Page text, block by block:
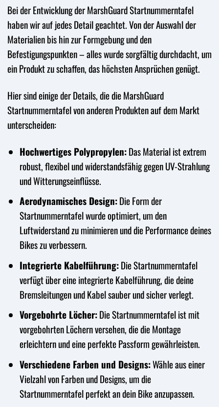
Bei der Entwicklung der MarshGuard Startnummerntafel
haben wir auf jedes Detail geachtet. Von der Auswahl der
Materialien bis hin zur Formgebung und den
Befestigungspunkten – alles wurde sorgfältig durchdacht, um
ein Produkt zu schaffen, das höchsten Ansprüchen genügt.
Hier sind einige der Details, die die MarshGuard
Startnummerntafel von anderen Produkten auf dem Markt
unterscheiden:
Hochwertiges Polypropylen:Das Material ist extrem
robust, flexibel und widerstandsfähig gegen UV-Strahlung
und Witterungseinflüsse.
Aerodynamisches Design:Die Form der
Startnummerntafel wurde optimiert, um den
Luftwiderstand zu minimieren und die Performance deines
Bikes zu verbessern.
Integrierte Kabelführung:Die Startnummerntafel
verfügt über eine integrierte Kabelführung, die deine
Bremsleitungen und Kabel sauber und sicher verlegt.
Vorgebohrte Löcher:Die Startnummerntafel ist mit
vorgebohrten Löchern versehen, die die Montage
erleichtern und eine perfekte Passform gewährleisten.
Verschiedene Farben und Designs:Wähle aus einer
Vielzahl von Farben und Designs, um die
Startnummerntafel perfekt an dein Bike anzupassen.